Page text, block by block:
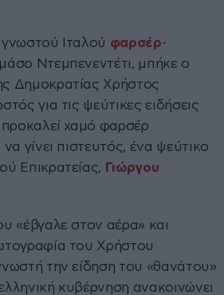
Ιταλού φαρσέρ-
Ντεμπενεντέτι, μπήκε ο
Δημοκρατίας Χρήστος
για τις ψεύτικες ειδήσεις
προκαλεί χαμό φαρσέρ
γίνει πιστευτός, ένα ψεύτικο
Επικρατείας, Γιώργου
«έβγαλε στον αέρα» και
του Χρήστου
την είδηση του «θανάτου»
κυβέρνηση ανακοινώνει